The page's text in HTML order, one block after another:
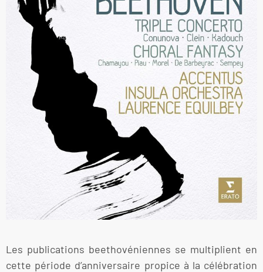
Les publications beethovéniennes se multiplient en
cette période d’anniversaire propice à la célébration